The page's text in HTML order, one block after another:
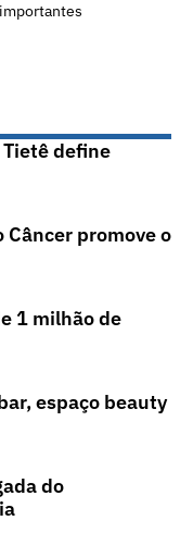
define
Câncer promove o
1 milhão de
espaço beauty
do